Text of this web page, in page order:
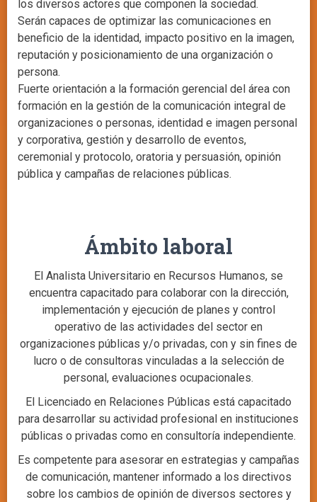
los diversos actores que componen la sociedad.
Serán capaces de optimizar las comunicaciones en
beneficio de la identidad, impacto positivo en la imagen,
reputación y posicionamiento de una organización o
persona.
Fuerte orientación a la formación gerencial del área con
formación en la gestión de la comunicación integral de
organizaciones o personas, identidad e imagen personal
y corporativa, gestión y desarrollo de eventos,
ceremonial y protocolo, oratoria y persuasión, opinión
pública y campañas de relaciones públicas.
Ámbito laboral
El Analista Universitario en Recursos Humanos, se
encuentra capacitado para colaborar con la dirección,
implementación y ejecución de planes y control
operativo de las actividades del sector en
organizaciones públicas y/o privadas, con y sin fines de
lucro o de consultoras vinculadas a la selección de
personal, evaluaciones ocupacionales.
El Licenciado en Relaciones Públicas está capacitado
para desarrollar su actividad profesional en instituciones
públicas o privadas como en consultoría independiente.
Es competente para asesorar en estrategias y campañas
de comunicación, mantener informado a los directivos
sobre los cambios de opinión de diversos sectores y